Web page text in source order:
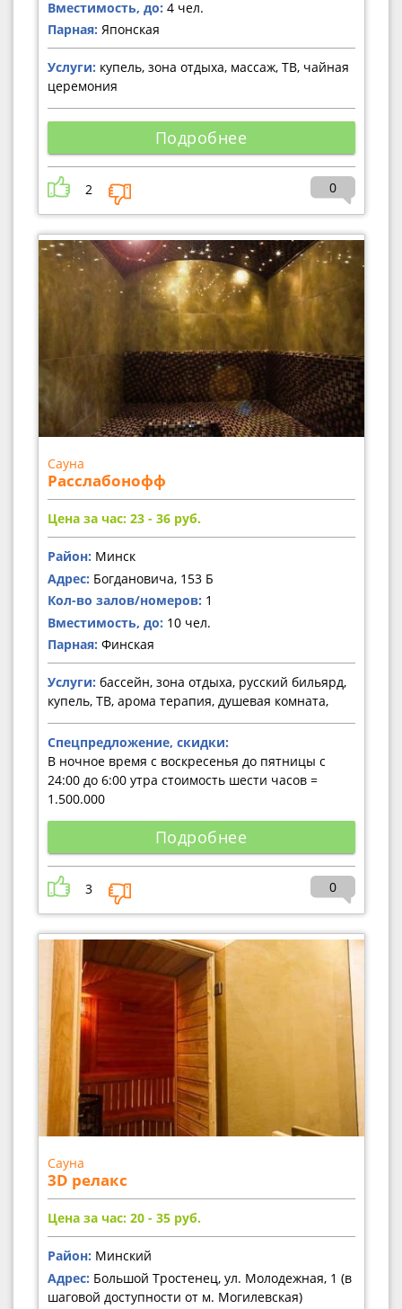
Вместимость, до: 4 чел.
Парная: Японская
Услуги: купель, зона отдыха, массаж, ТВ, чайная
церемония
Подробнее
2 0
Сауна
Расслабонофф
Цена за час: 23 - 36 руб.
Район: Минск
Адрес: Богдановича, 153 Б
Кол-во залов/номеров: 1
Вместимость, до: 10 чел.
Парная: Финская
Услуги: бассейн, зона отдыха, русский бильярд,
купель, ТВ, арома терапия, душевая комната,
Спецпредложение, скидки:
В ночное время с воскресенья до пятницы с
24:00 до 6:00 утра стоимость шести часов =
1.500.000
Подробнее
3 0
Сауна
3D релакс
Цена за час: 20 - 35 руб.
Район: Минский
Адрес: Большой Тростенец, ул. Молодежная, 1 (в
шаговой доступности от м. Могилевская)